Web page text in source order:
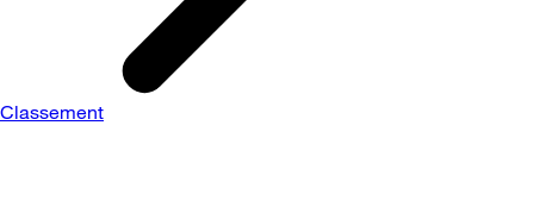
Classement